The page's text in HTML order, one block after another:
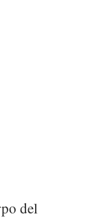
del